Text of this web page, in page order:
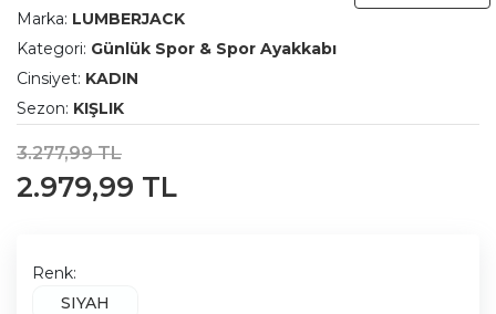
Marka: LUMBERJACK
Kategori: Günlük Spor & Spor Ayakkabı
Cinsiyet: KADIN
Sezon: KIŞLIK
3.277,99 TL
2.979,99 TL
Renk:
SIYAH